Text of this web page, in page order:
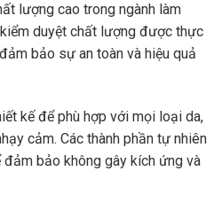
lượng cao trong ngành làm
duyệt chất lượng được thực
bảo sự an toàn và hiệu quả
kế để phù hợp với mọi loại da,
cảm. Các thành phần tự nhiên
bảo không gây kích ứng và